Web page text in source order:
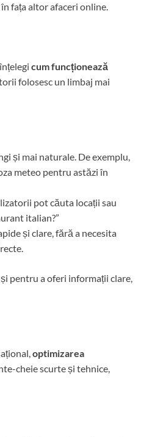
fața altor afaceri online.
cum funcționează
folosesc un limbaj mai
și mai naturale. De exemplu,
meteo pentru astăzi în
pot căuta locații sau
italian?”
și clare, fără a necesita
pentru a oferi informații clare,
optimizarea
cheie scurte și tehnice,